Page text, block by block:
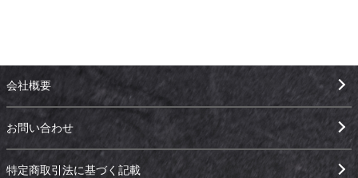
会社概要
お問い合わせ
特定商取引法に基づく記載